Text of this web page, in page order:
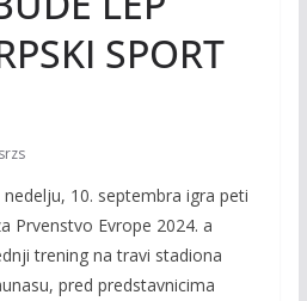
SPORT
10. septembra igra peti
Prvenstvo Evrope 2024. a
trening na travi stadiona
pred predstavnicima